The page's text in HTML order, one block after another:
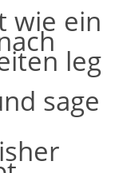
wie ein
leg
sage